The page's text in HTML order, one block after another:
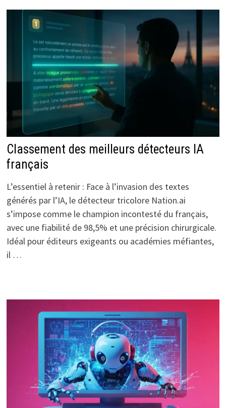
Classement des meilleurs détecteurs IA
français
L’essentiel à retenir : Face à l’invasion des textes
générés par l’IA, le détecteur tricolore Nation.ai
s’impose comme le champion incontesté du français,
avec une fiabilité de 98,5% et une précision chirurgicale.
Idéal pour éditeurs exigeants ou académies méfiantes,
il …